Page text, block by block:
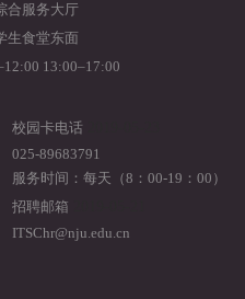
合服务大厅
生食堂东面
13:00–17:00
校园卡电话
025-89683791
服务时间：每天（8：00-19：00）
招聘邮箱
ITSChr@nju.edu.cn